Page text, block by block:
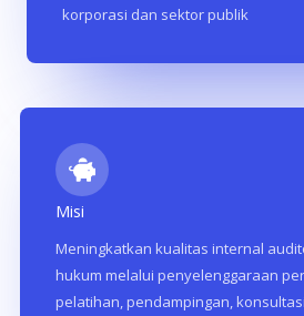
korporasi dan sektor publik
Misi
Meningkatkan kualitas internal
hukum melalui penyelenggaraan
pelatihan, pendampingan,